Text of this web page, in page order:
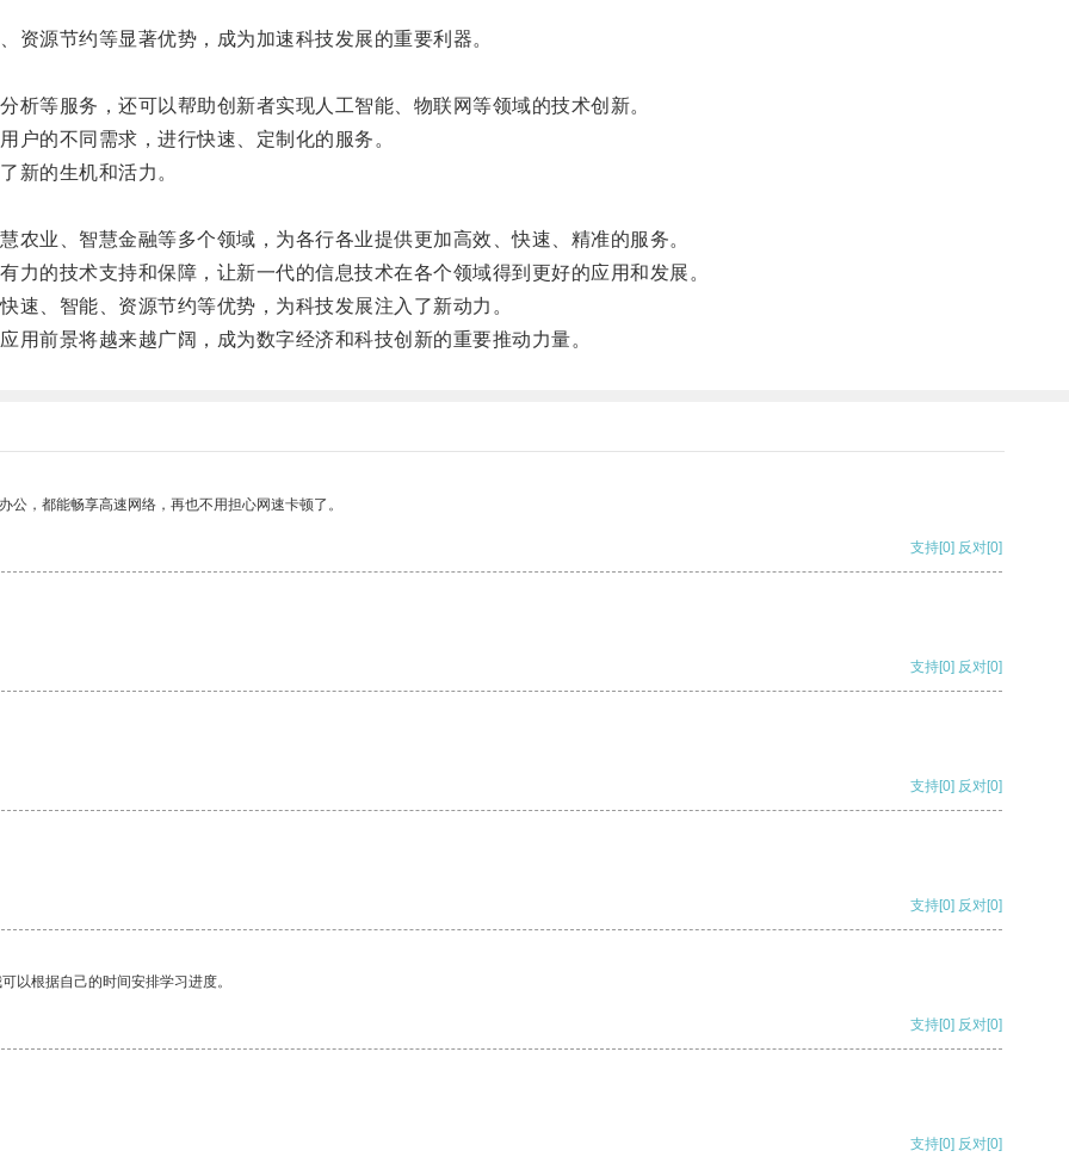
源节约等显著优势，成为加速科技发展的重要利器。
服务，还可以帮助创新者实现人工智能、物联网等领域的技术创新。
的不同需求，进行快速、定制化的服务。
的生机和活力。
、智慧金融等多个领域，为各行各业提供更加高效、快速、精准的服务。
技术支持和保障，让新一代的信息技术在各个领域得到更好的应用和发展。
、智能、资源节约等优势，为科技发展注入了新动力。
景将越来越广阔，成为数字经济和科技创新的重要推动力量。
，都能畅享高速网络，再也不用担心网速卡顿了。
支持[0] 反对[0]
支持[0] 反对[0]
支持[0] 反对[0]
支持[0] 反对[0]
以根据自己的时间安排学习进度。
支持[0] 反对[0]
支持[0] 反对[0]